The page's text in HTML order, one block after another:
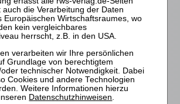
der
Datenschutzhinweisen